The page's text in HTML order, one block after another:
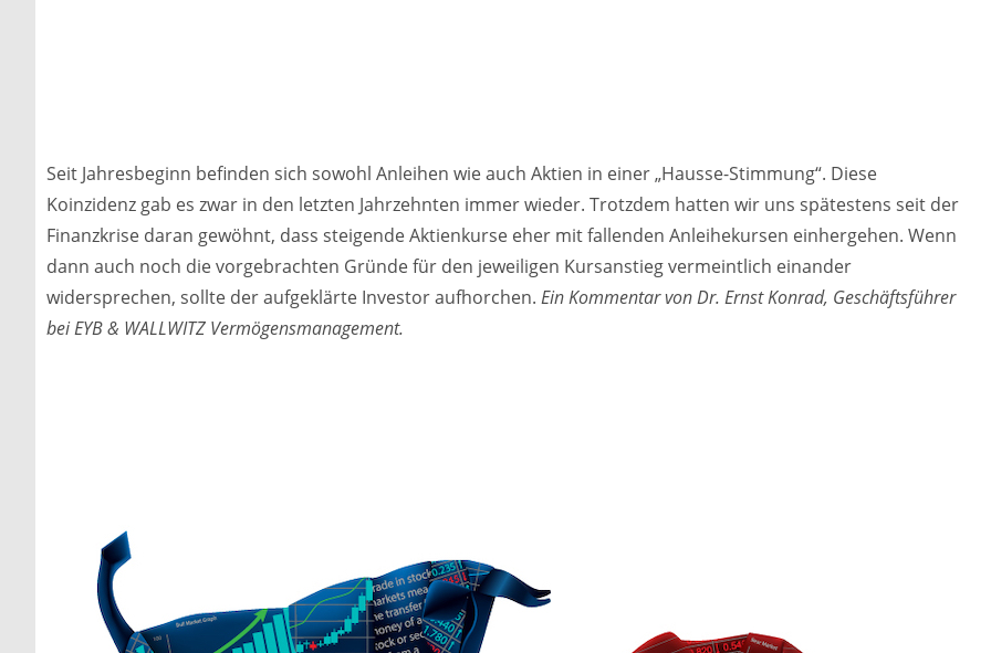
Seit Jahresbeginn befinden sich sowohl Anleihen wie auch Aktien in einer „Hausse-Stimmung“. Diese
Koinzidenz gab es zwar in den letzten Jahrzehnten immer wieder. Trotzdem hatten wir uns spätestens seit der
Finanzkrise daran gewöhnt, dass steigende Aktienkurse eher mit fallenden Anleihekursen einhergehen. Wenn
dann auch noch die vorgebrachten Gründe für den jeweiligen Kursanstieg vermeintlich einander
widersprechen, sollte der aufgeklärte Investor aufhorchen. Ein Kommentar von Dr. Ernst Konrad, Geschäftsführer
bei EYB & WALLWITZ Vermögensmanagement.